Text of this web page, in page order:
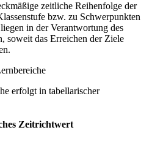
zeitliche Reihenfolge der
bzw. zu Schwerpunkten
in der Verantwortung des
soweit das Erreichen der Ziele
erfolgt in tabellarischer
Zeitrichtwert